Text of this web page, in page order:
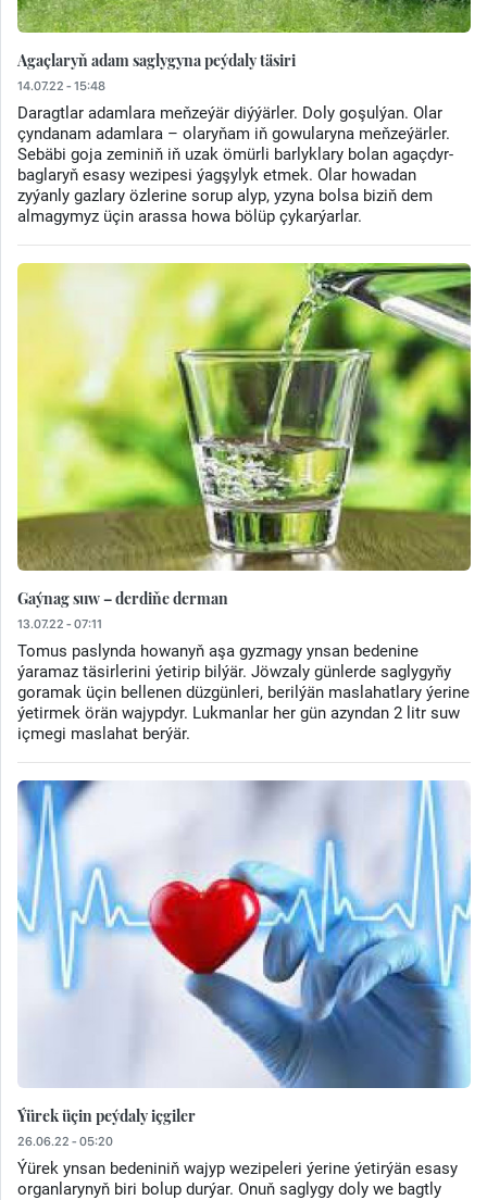
Agaçlaryň adam saglygyna peýdaly täsiri
14.07.22 - 15:48
Daragtlar adamlara meňzeýär diýýärler. Doly goşulýan. Olar
çyndanam adamlara – olaryňam iň gowularyna meňzeýärler.
Sebäbi goja zeminiň iň uzak ömürli barlyklary bolan agaçdyr-
baglaryň esasy wezipesi ýagşylyk etmek. Olar howadan
zyýanly gazlary özlerine sorup alyp, yzyna bolsa biziň dem
almagymyz üçin arassa howa bölüp çykarýarlar.
Gaýnag suw – derdiňe derman
13.07.22 - 07:11
Tomus paslynda howanyň aşa gyzmagy ynsan bedenine
ýaramaz täsirlerini ýetirip bilýär. Jöwzaly günlerde saglygyňy
goramak üçin bellenen düzgünleri, berilýän maslahatlary ýerine
ýetirmek örän wajypdyr. Lukmanlar her gün azyndan 2 litr suw
içmegi maslahat berýär.
Ýürek üçin peýdaly içgiler
26.06.22 - 05:20
Ýürek ynsan bedeniniň wajyp wezipeleri ýerine ýetirýän esasy
organlarynyň biri bolup durýar. Onuň saglygy doly we bagtly